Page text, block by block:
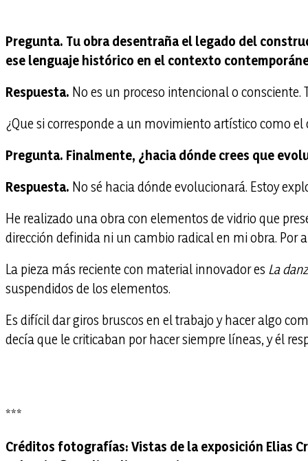
Pregunta. Tu obra desentraña el legado del
ese lenguaje histórico en el contexto
Respuesta. No es un proceso intencional o
¿Que si corresponde a un movimiento artístico como
Pregunta. Finalmente, ¿hacia dónde crees que
Respuesta. No sé hacia dónde evolucionará. Estoy
He realizado una obra con elementos de vidrio que
dirección definida ni un cambio radical en mi obra. Por
La pieza más reciente con material innovador es La
suspendidos de los elementos.
Es difícil dar giros bruscos en el trabajo y hacer algo
decía que le criticaban por hacer siempre líneas, y él
***
Créditos fotografías: Vistas de la exposición Elias